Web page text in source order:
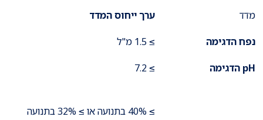
מדד
ערך ייחוס המדד
נפח הדגימה ≥ 1.5 מ"ל
pH הדגימה ≥ 7.2
≥ 40% בתנועה או ≥ 32% בתנועה